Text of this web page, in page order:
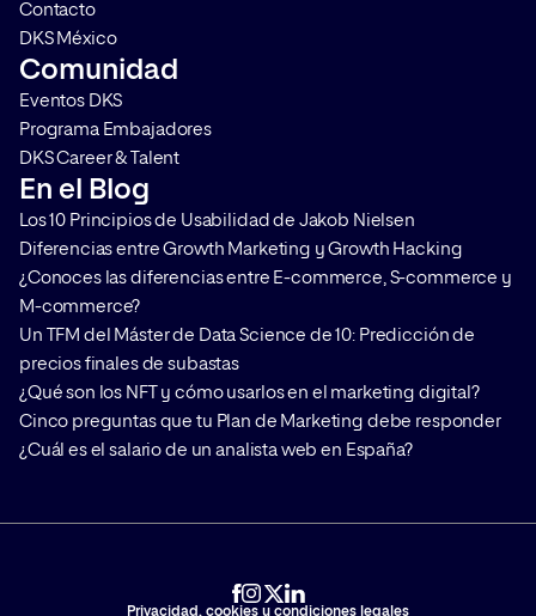
Contacto
DKS México
Comunidad
Eventos DKS
Programa Embajadores
DKS Career & Talent
En el Blog
Los 10 Principios de Usabilidad de Jakob Nielsen
Diferencias entre Growth Marketing y Growth Hacking
¿Conoces las diferencias entre E-commerce, S-commerce y
M-commerce?
Un TFM del Máster de Data Science de 10: Predicción de
precios finales de subastas
¿Qué son los NFT y cómo usarlos en el marketing digital?
Cinco preguntas que tu Plan de Marketing debe responder
¿Cuál es el salario de un analista web en España?
Privacidad, cookies y condiciones legales